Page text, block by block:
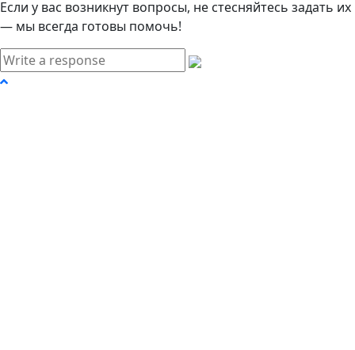
Если у вас возникнут вопросы, не стесняйтесь задать их
— мы всегда готовы помочь!